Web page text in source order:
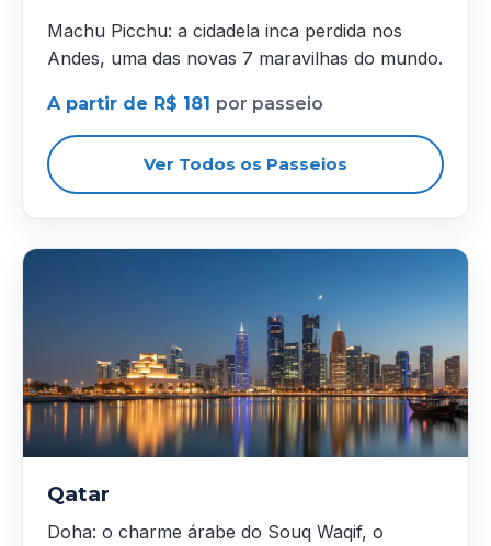
Machu Picchu: a cidadela inca perdida nos
Andes, uma das novas 7 maravilhas do mundo.
A partir de R$ 181 por passeio
Ver Todos os Passeios
Qatar
Doha: o charme árabe do Souq Waqif, o